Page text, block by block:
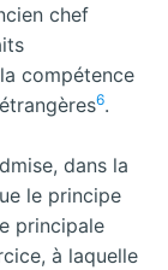
chef
compétence
6.
dans la
le principe
principale
à laquelle